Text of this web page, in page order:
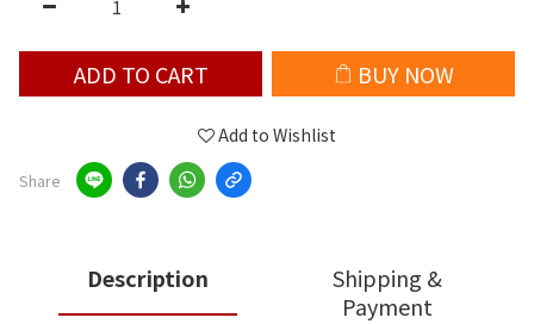
ADD TO CART BUY NOW
Add to Wishlist
Share
Description
Shipping &
Payment